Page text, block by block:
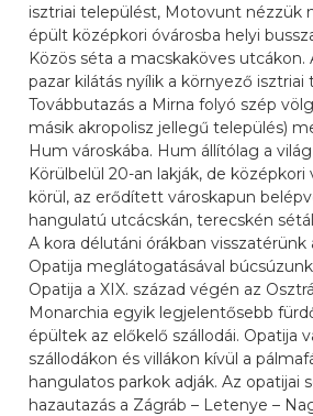
isztriai települést, Motovunt nézzük
épült középkori óvárosba helyi
Közös séta a macskaköves utcákon.
pazar kilátás nyílik a környező isztriai
Továbbutazás a Mirna folyó szép
másik akropolisz jellegű település)
Hum városkába. Hum állítólag a
Körülbelül 20-an lakják, de középkori
körül, az erődített városkapun
hangulatú utcácskán, terecskén
A kora délutáni órákban
Opatija meglátogatásával
Opatija a XIX. század végén az
Monarchia egyik legjelentősebb
épültek az előkelő szállodái. Opatija
szállodákon és villákon kívül a
hangulatos parkok adják. Az opatijai
hazautazás a Zágráb – Letenye –